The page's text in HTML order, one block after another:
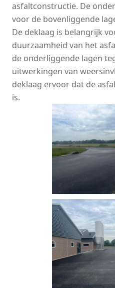
asfaltconstructie. De
voor de bovenliggende
De deklaag is belangrijk
duurzaamheid van het
de onderliggende lagen
uitwerkingen van
deklaag ervoor dat de
is.